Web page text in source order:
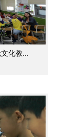
化教...